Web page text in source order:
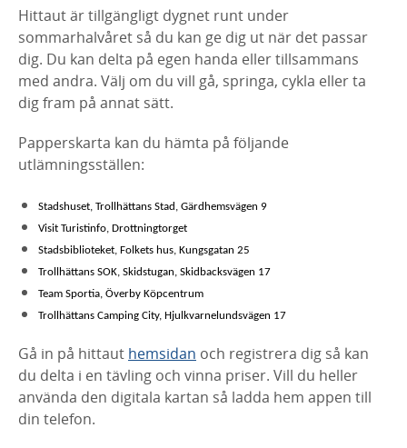
Hittaut är tillgängligt dygnet runt under
sommarhalvåret så du kan ge dig ut när det passar
dig. Du kan delta på egen handa eller tillsammans
med andra. Välj om du vill gå, springa, cykla eller ta
dig fram på annat sätt.
Papperskarta kan du hämta på följande
utlämningsställen:
Stadshuset, Trollhättans Stad, Gärdhemsvägen 9
Visit Turistinfo, Drottningtorget
Stadsbiblioteket, Folkets hus, Kungsgatan 25
Trollhättans SOK, Skidstugan, Skidbacksvägen 17
Team Sportia, Överby Köpcentrum
Trollhättans Camping City, Hjulkvarnelundsvägen 17
Gå in på hittaut hemsidan och registrera dig så kan
du delta i en tävling och vinna priser. Vill du heller
använda den digitala kartan så ladda hem appen till
din telefon.